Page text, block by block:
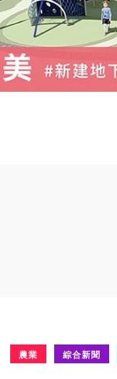
農業 綜合新聞